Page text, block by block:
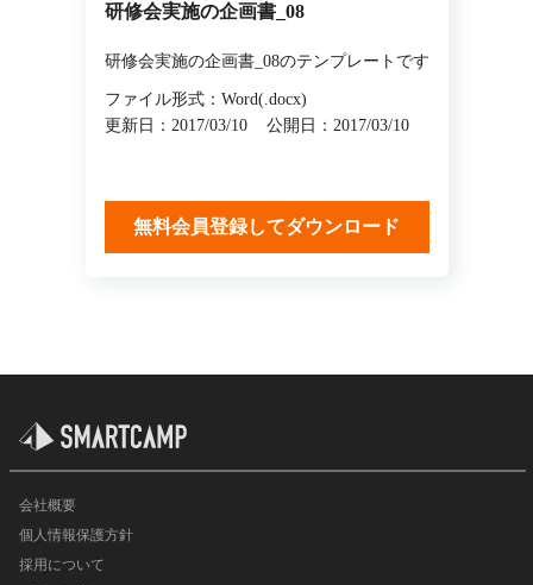
研修会実施の企画書_08
研修会実施の企画書_08のテンプレートです
ファイル形式：Word(.docx)
更新日：2017/03/10
公開日：2017/03/10
無料会員登録してダウンロード
会社概要
個人情報保護方針
採用について